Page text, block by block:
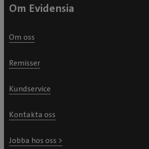
Om Evidensia
Om oss
Remisser
Kundservice
Kontakta oss
Jobba hos oss >